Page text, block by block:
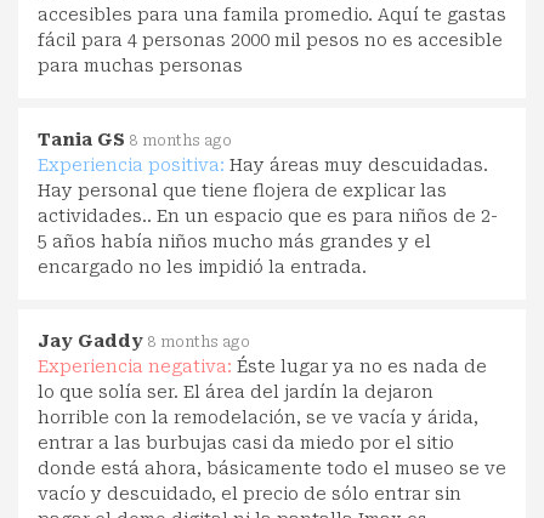
accesibles para una famila promedio. Aquí te gastas
fácil para 4 personas 2000 mil pesos no es accesible
para muchas personas
Tania GS 8 months ago
Experiencia positiva: Hay áreas muy descuidadas.
Hay personal que tiene flojera de explicar las
actividades.. En un espacio que es para niños de 2-
5 años había niños mucho más grandes y el
encargado no les impidió la entrada.
Jay Gaddy 8 months ago
Experiencia negativa: Éste lugar ya no es nada de
lo que solía ser. El área del jardín la dejaron
horrible con la remodelación, se ve vacía y árida,
entrar a las burbujas casi da miedo por el sitio
donde está ahora, básicamente todo el museo se ve
vacío y descuidado, el precio de sólo entrar sin